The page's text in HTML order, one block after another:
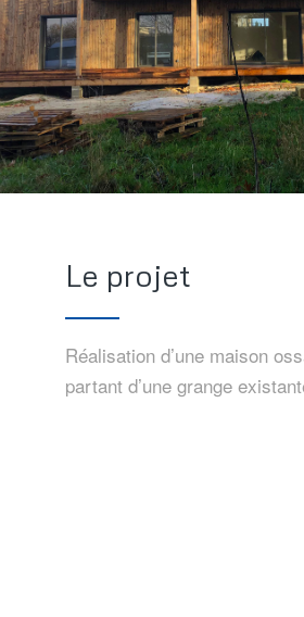
Le projet
Réalisation d’une maison
partant d’une grange